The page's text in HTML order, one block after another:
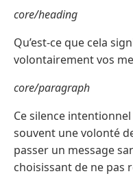
core/heading
Qu’est-ce que cela
volontairement vos
core/paragraph
Ce silence
souvent une volonté
passer un message
choisissant de ne pas